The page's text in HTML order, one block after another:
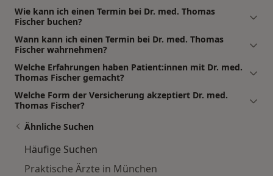
Wie kann ich einen Termin bei Dr. med. Thomas
Fischer buchen?
Wann kann ich einen Termin bei Dr. med. Thomas
Fischer wahrnehmen?
Welche Erfahrungen haben Patient:innen mit Dr. med.
Thomas Fischer gemacht?
Welche Form der Versicherung akzeptiert Dr. med.
Thomas Fischer?
Ähnliche Suchen
Häufige Suchen
Praktische Ärzte in München